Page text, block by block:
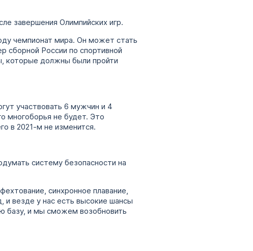
завершения Олимпийских игр.
чемпионат мира. Он может стать
сборной России по спортивной
которые должны были пройти
участвовать 6 мужчин и 4
многоборья не будет. Это
в 2021-м не изменится.
систему безопасности на
синхронное плавание,
и везде у нас есть высокие шансы
базу, и мы сможем возобновить